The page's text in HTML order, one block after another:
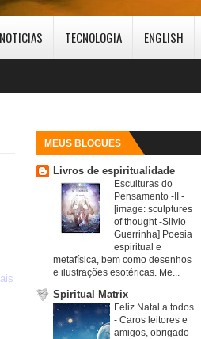
NOTICIAS TECNOLOGIA ENGLISH
MEUS BLOGUES
Livros de espiritualidade
Esculturas do
Pensamento -II -
[image: sculptures
of thought -Silvio
Guerrinha] Poesia
espiritual e
metafísica, bem como desenhos
e ilustrações esotéricas. Me...
Spiritual Matrix
Feliz Natal a todos
- Caros leitores e
amigos, obrigado